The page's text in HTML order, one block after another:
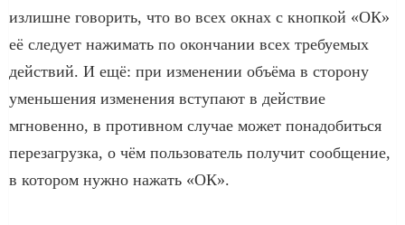
излишне говорить, что во всех окнах с кнопкой «ОК»
её следует нажимать по окончании всех требуемых
действий. И ещё: при изменении объёма в сторону
уменьшения изменения вступают в действие
мгновенно, в противном случае может понадобиться
перезагрузка, о чём пользователь получит сообщение,
в котором нужно нажать «ОК».